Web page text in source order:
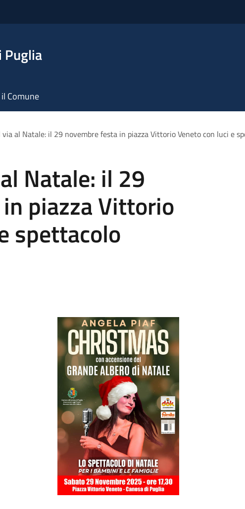
Puglia
Comune
via al Natale: il 29 novembre festa in piazza Vittorio Veneto con luci e
Natale: il 29
piazza Vittorio
spettacolo